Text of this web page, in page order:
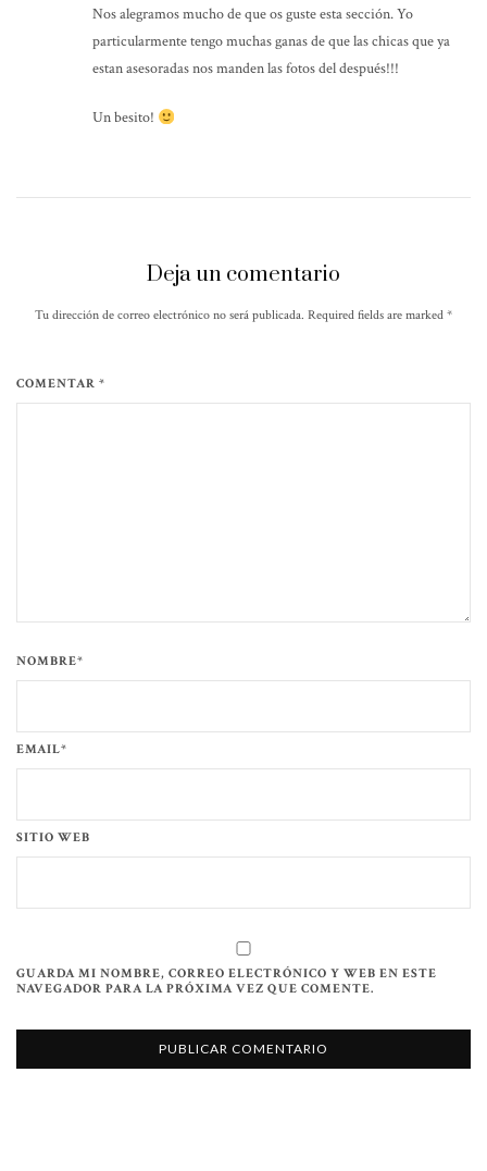
Nos alegramos mucho de que os guste esta sección. Yo
particularmente tengo muchas ganas de que las chicas que ya
estan asesoradas nos manden las fotos del después!!!
Un besito!
Deja un comentario
Tu dirección de correo electrónico no será publicada. Required fields are marked *
COMENTAR *
NOMBRE*
EMAIL*
SITIO WEB
GUARDA MI NOMBRE, CORREO ELECTRÓNICO Y WEB EN ESTE
NAVEGADOR PARA LA PRÓXIMA VEZ QUE COMENTE.